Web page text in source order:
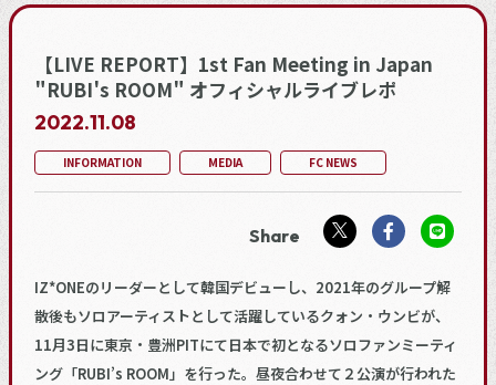
【LIVE REPORT】1st Fan Meeting in Japan
"RUBI's ROOM" オフィシャルライブレポ
2022.11.08
INFORMATION MEDIA FC NEWS
IZ*ONEのリーダーとして韓国デビューし、2021年のグループ解
散後もソロアーティストとして活躍しているクォン・ウンビが、
11月3日に東京・豊洲PITにて日本で初となるソロファンミーティ
ング「RUBI’s ROOM」を行った。昼夜合わせて２公演が行われた